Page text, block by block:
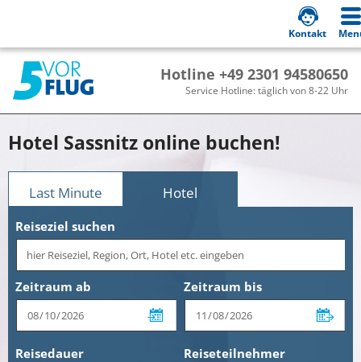
Hotline +49 2301 94580650
Service Hotline: täglich von 8-22 Uhr
Kontakt
Hotel Sassnitz online buchen!
Last Minute Hotel
Reiseziel suchen
Zeitraum ab Zeitraum bis
Reisedauer Reiseteilnehmer